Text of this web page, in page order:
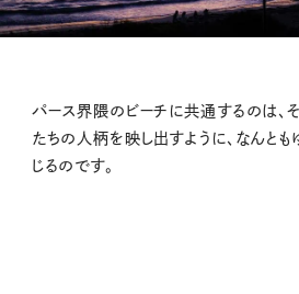
パース界隈のビーチに共通するのは、
たちの人柄を映し出すように、なんとも
じるのです。